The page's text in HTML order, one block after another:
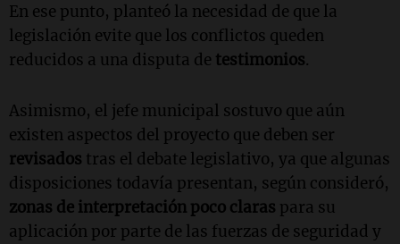
En ese punto, planteó la necesidad de que la
legislación evite que los conflictos queden
reducidos a una disputa de testimonios.
Asimismo, el jefe municipal sostuvo que aún
existen aspectos del proyecto que deben ser
revisados tras el debate legislativo, ya que algunas
disposiciones todavía presentan, según consideró,
zonas de interpretación poco claras para su
aplicación por parte de las fuerzas de seguridad y